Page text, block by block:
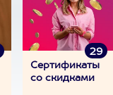
29
Сертификаты
со скидками